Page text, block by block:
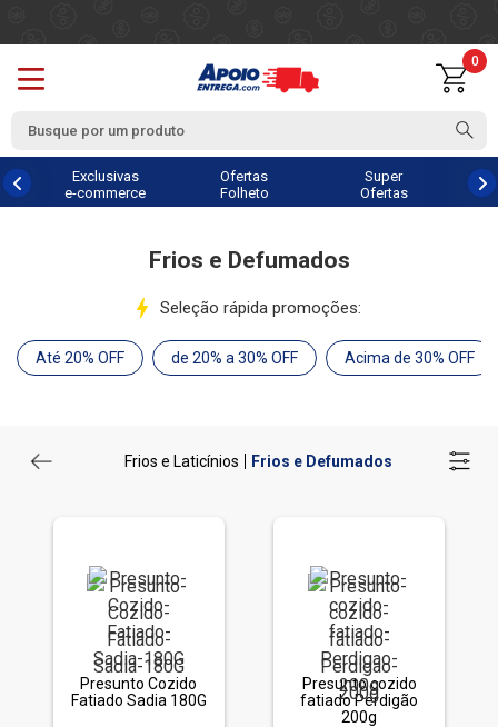
0
Exclusivas
e-commerce
Ofertas
Folheto
Super
Ofertas
Frios e Defumados
Seleção rápida promoções:
Até 20% OFF de 20% a 30% OFF Acima de 30% OFF
Frios e Laticínios Frios e Defumados
Presunto Cozido
Fatiado Sadia 180G
Presunto cozido
fatiado Perdigão
200g